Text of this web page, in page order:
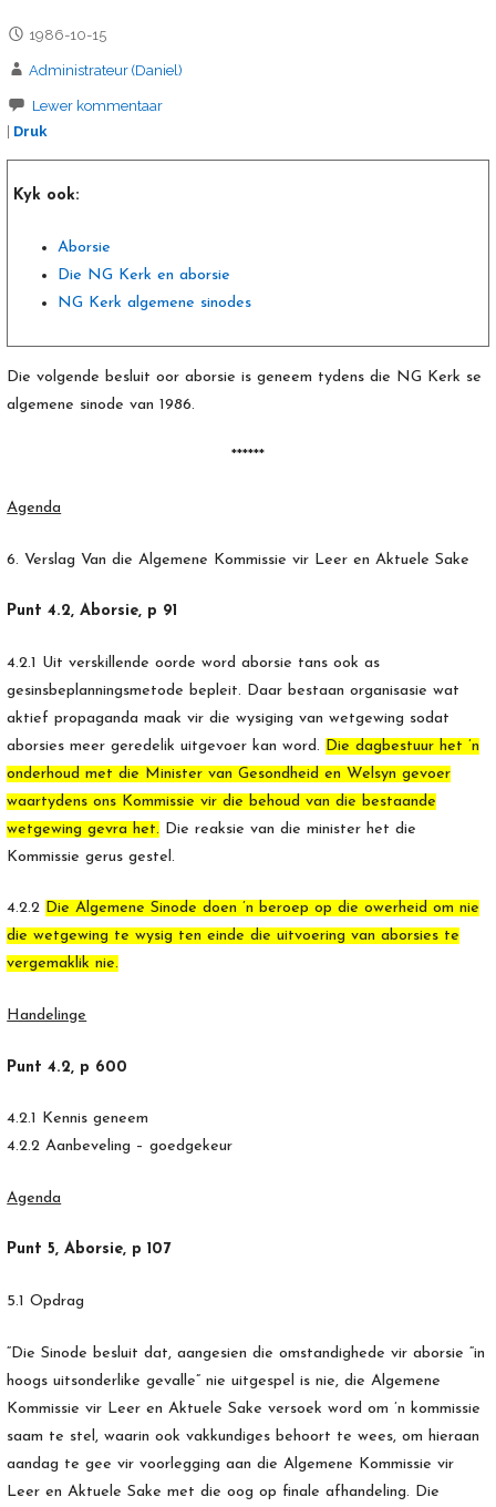
1986-10-15
Administrateur (Daniel)
Lewer kommentaar
| Druk
Kyk ook:
Aborsie
Die NG Kerk en aborsie
NG Kerk algemene sinodes
Die volgende besluit oor aborsie is geneem tydens die NG Kerk se
algemene sinode van 1986.
******
Agenda
6. Verslag Van die Algemene Kommissie vir Leer en Aktuele Sake
Punt 4.2, Aborsie, p 91
4.2.1 Uit verskillende oorde word aborsie tans ook as
gesinsbeplanningsmetode bepleit. Daar bestaan organisasie wat
aktief propaganda maak vir die wysiging van wetgewing sodat
aborsies meer geredelik uitgevoer kan word. Die dagbestuur het ’n
onderhoud met die Minister van Gesondheid en Welsyn gevoer
waartydens ons Kommissie vir die behoud van die bestaande
wetgewing gevra het. Die reaksie van die minister het die
Kommissie gerus gestel.
4.2.2 Die Algemene Sinode doen ’n beroep op die owerheid om nie
die wetgewing te wysig ten einde die uitvoering van aborsies te
vergemaklik nie.
Handelinge
Punt 4.2, p 600
4.2.1 Kennis geneem
4.2.2 Aanbeveling – goedgekeur
Agenda
Punt 5, Aborsie, p 107
5.1 Opdrag
“Die Sinode besluit dat, aangesien die omstandighede vir aborsie “in
hoogs uitsonderlike gevalle” nie uitgespel is nie, die Algemene
Kommissie vir Leer en Aktuele Sake versoek word om ’n kommissie
saam te stel, waarin ook vakkundiges behoort te wees, om hieraan
aandag te gee vir voorlegging aan die Algemene Kommissie vir
Leer en Aktuele Sake met die oog op finale afhandeling. Die